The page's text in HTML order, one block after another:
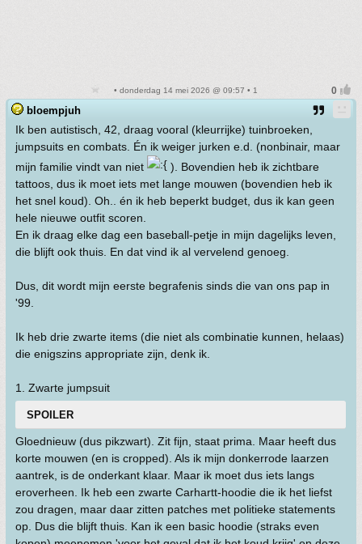
• donderdag 14 mei 2026 @ 09:57 • 1
bloempjuh
Ik ben autistisch, 42, draag vooral (kleurrijke) tuinbroeken,
jumpsuits en combats. Én ik weiger jurken e.d. (nonbinair, maar
mijn familie vindt van niet
). Bovendien heb ik zichtbare
tattoos, dus ik moet iets met lange mouwen (bovendien heb ik
het snel koud). Oh.. én ik heb beperkt budget, dus ik kan geen
hele nieuwe outfit scoren.
En ik draag elke dag een baseball-petje in mijn dagelijks leven,
die blijft ook thuis. En dat vind ik al vervelend genoeg.
Dus, dit wordt mijn eerste begrafenis sinds die van ons pap in
'99.
Ik heb drie zwarte items (die niet als combinatie kunnen, helaas)
die enigszins appropriate zijn, denk ik.
1. Zwarte jumpsuit
SPOILER
Gloednieuw (dus pikzwart). Zit fijn, staat prima. Maar heeft dus
korte mouwen (en is cropped). Als ik mijn donkerrode laarzen
aantrek, is de onderkant klaar. Maar ik moet dus iets langs
eroverheen. Ik heb een zwarte Carhartt-hoodie die ik het liefst
zou dragen, maar daar zitten patches met politieke statements
op. Dus die blijft thuis. Kan ik een basic hoodie (straks even